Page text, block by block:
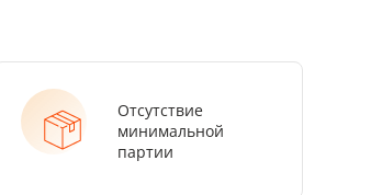
Отсутствие
минимальной
партии